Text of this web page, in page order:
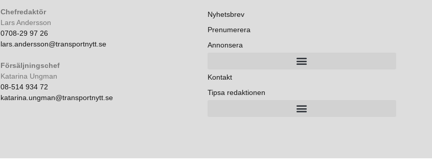
Chefredaktör
Lars Andersson
0708-29 97 26
lars.andersson@transportnytt.se
Försäljningschef
Katarina Ungman
08-514 934 72
katarina.ungman@transportnytt.se
Nyhetsbrev
Prenumerera
Annonsera
Kontakt
Tipsa redaktionen